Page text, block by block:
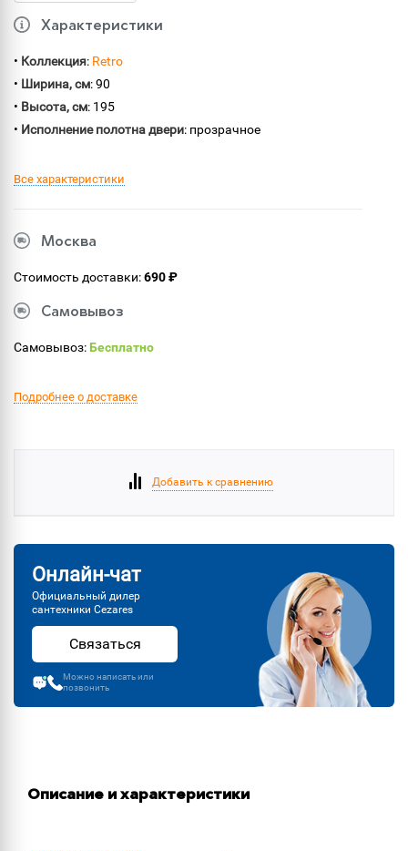
Характеристики
• Коллекция: Retro
• Ширина, см: 90
• Высота, см: 195
• Исполнение полотна двери: прозрачное
Все характеристики
Москва
Стоимость доставки:690 ₽
Самовывоз
Самовывоз:Бесплатно
Подробнее о доставке
Добавить к сравнению
Онлайн-чат
Официальный дилер
сантехники Cezares
Связаться
Можно написать или
позвонить
Описание и характеристики